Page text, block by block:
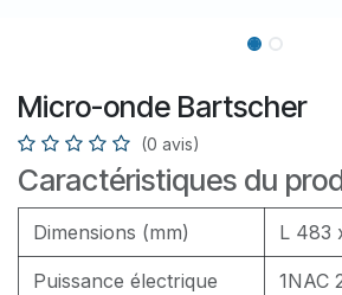
Micro-onde Bartscher
(0 avis)
Caractéristiques du
Dimensions (mm) L 483
Puissance électrique 1NAC